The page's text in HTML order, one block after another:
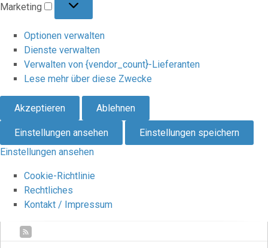
Marketing
Optionen verwalten
Dienste verwalten
Verwalten von {vendor_count}-Lieferanten
Lese mehr über diese Zwecke
Akzeptieren Ablehnen
Einstellungen ansehen
Einstellungen speichern
Einstellungen ansehen
Cookie-Richtlinie
Rechtliches
Kontakt / Impressum